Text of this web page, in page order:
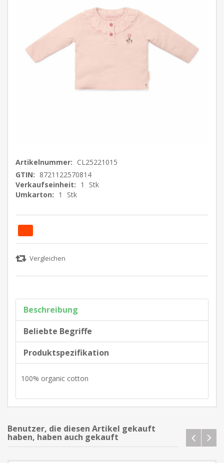
Artikelnummer: CL25221015
GTIN: 8721122570814
Verkaufseinheit: 1
Stk
Umkarton: 1 Stk
Beschreibung
Beliebte Begriffe
Produktspezifikation
100% organic cotton
Benutzer, die diesen Artikel gekauft
haben, haben auch gekauft